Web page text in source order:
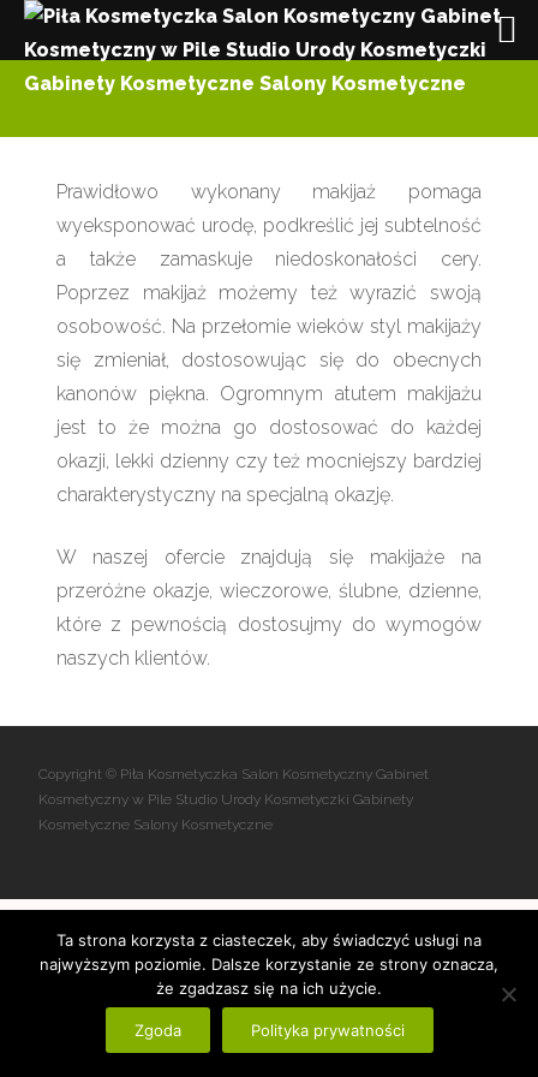
Prawidłowo wykonany makijaż pomaga
wyeksponować urodę, podkreślić jej subtelność
a także zamaskuje niedoskonałości cery.
Poprzez makijaż możemy też wyrazić swoją
osobowość. Na przełomie wieków styl makijaży
się zmieniał, dostosowując się do obecnych
kanonów piękna. Ogromnym atutem makijażu
jest to że można go dostosować do każdej
okazji, lekki dzienny czy też mocniejszy bardziej
charakterystyczny na specjalną okazję.
W naszej ofercie znajdują się makijaże na
przeróżne okazje, wieczorowe, ślubne, dzienne,
które z pewnością dostosujmy do wymogów
naszych klientów.
Copyright © Piła Kosmetyczka Salon Kosmetyczny Gabinet
Kosmetyczny w Pile Studio Urody Kosmetyczki Gabinety
Kosmetyczne Salony Kosmetyczne
Ta strona korzysta z ciasteczek, aby świadczyć usługi na
najwyższym poziomie. Dalsze korzystanie ze strony oznacza,
że zgadzasz się na ich użycie.
Zgoda Polityka prywatności